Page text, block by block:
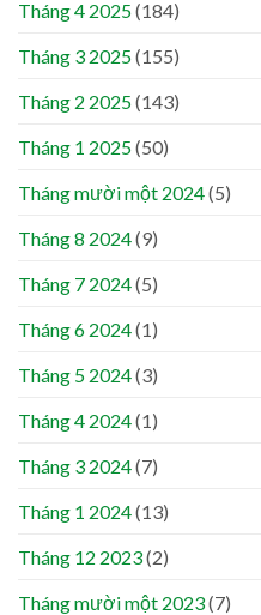
Tháng 4 2025(184)
Tháng 3 2025(155)
Tháng 2 2025(143)
Tháng 1 2025(50)
Tháng mười một 2024(5)
Tháng 8 2024(9)
Tháng 7 2024(5)
Tháng 6 2024(1)
Tháng 5 2024(3)
Tháng 4 2024(1)
Tháng 3 2024(7)
Tháng 1 2024(13)
Tháng 12 2023(2)
Tháng mười một 2023(7)